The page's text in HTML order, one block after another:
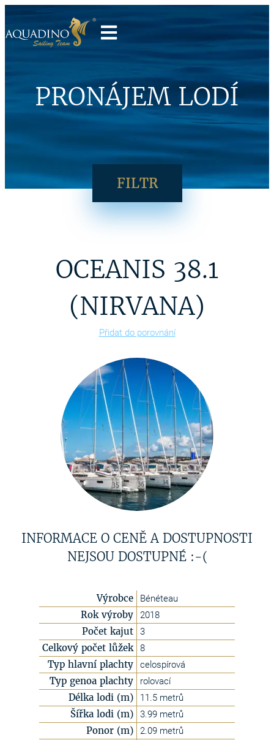
PRONÁJEM LODÍ
FILTR
OCEANIS 38.1
(NIRVANA)
Přidat do porovnání
INFORMACE O CENĚ A DOSTUPNOSTI
NEJSOU DOSTUPNÉ :-(
Výrobce Bénéteau
Rok výroby 2018
Počet kajut 3
Celkový počet lůžek 8
Typ hlavní plachty celospírová
Typ genoa plachty rolovací
Délka lodi (m) 11.5 metrů
Šířka lodi (m) 3.99 metrů
Ponor (m) 2.09 metrů